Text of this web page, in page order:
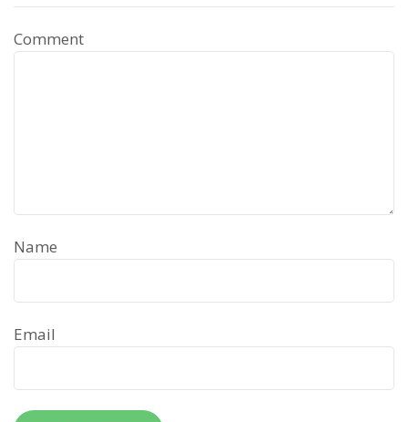
Comment
Name
Email